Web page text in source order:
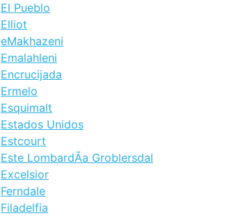
El Pueblo
Elliot
eMakhazeni
Emalahleni
Encrucijada
Ermelo
Esquimalt
Estados Unidos
Estcourt
Este LombardÃ­a Groblersdal
Excelsior
Ferndale
Filadelfia